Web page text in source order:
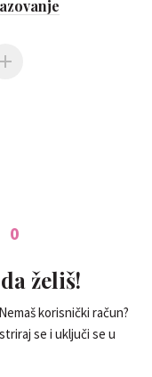
0
želiš!
korisnički račun?
se i uključi se u